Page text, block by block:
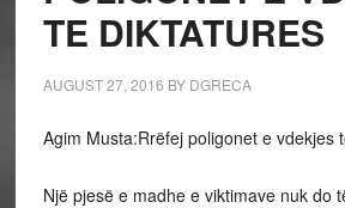
TE DIKTATURES
AUGUST 27, 2016 BY DGRECA
Agim Musta:Rrëfej poligonet e vdekjes
Një pjesë e madhe e viktimave nuk do